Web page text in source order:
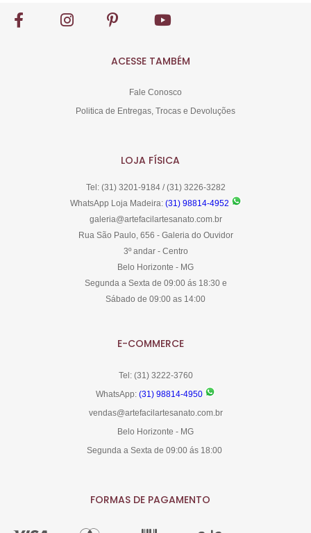
ACESSE TAMBÉM
Fale Conosco
Politica de Entregas, Trocas e Devoluções
LOJA FÍSICA
Tel: (31) 3201-9184 / (31) 3226-3282
WhatsApp Loja Madeira: (31) 98814-4952
galeria@artefacilartesanato.com.br
Rua São Paulo, 656 - Galeria do Ouvidor
3º andar - Centro
Belo Horizonte - MG
Segunda a Sexta de 09:00 ás 18:30 e
Sábado de 09:00 as 14:00
E-COMMERCE
Tel: (31) 3222-3760
WhatsApp: (31) 98814-4950
vendas@artefacilartesanato.com.br
Belo Horizonte - MG
Segunda a Sexta de 09:00 ás 18:00
FORMAS DE PAGAMENTO